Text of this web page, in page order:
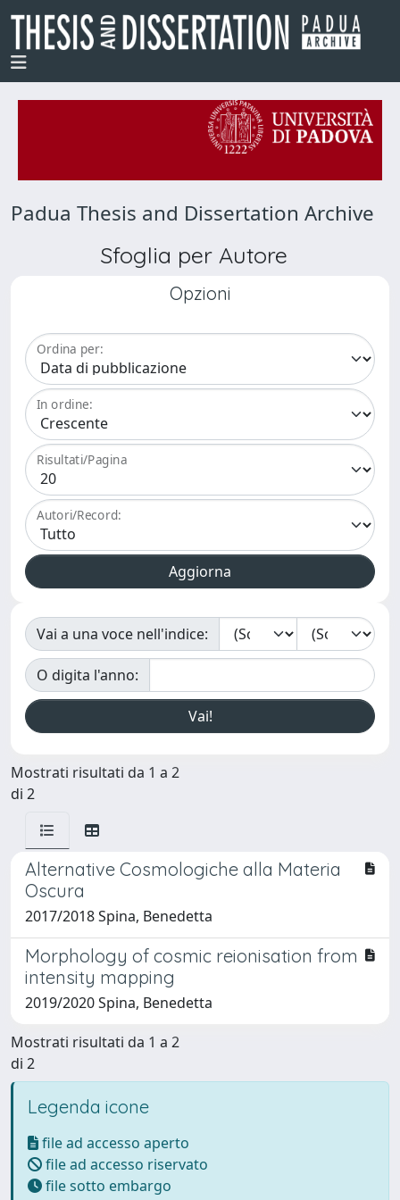
Padua Thesis and Dissertation Archive
Sfoglia per Autore
Opzioni
Ordina per:
In ordine:
Risultati/Pagina
Autori/Record:
Vai a una voce nell'indice:
O digita l'anno:
Mostrati risultati da 1 a 2
di 2
Alternative Cosmologiche alla Materia
Oscura
2017/2018 Spina, Benedetta
Morphology of cosmic reionisation from
intensity mapping
2019/2020 Spina, Benedetta
Mostrati risultati da 1 a 2
di 2
Legenda icone
file ad accesso aperto
file ad accesso riservato
file sotto embargo